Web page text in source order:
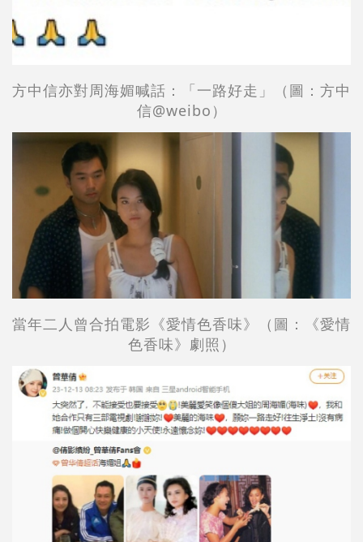
方中信亦對周海媚喊話：「一路好走」 （圖： 方中
信@weibo）
當年二人曾合拍電影《愛情色香味》（圖：
《愛情
色香味》劇照 ）